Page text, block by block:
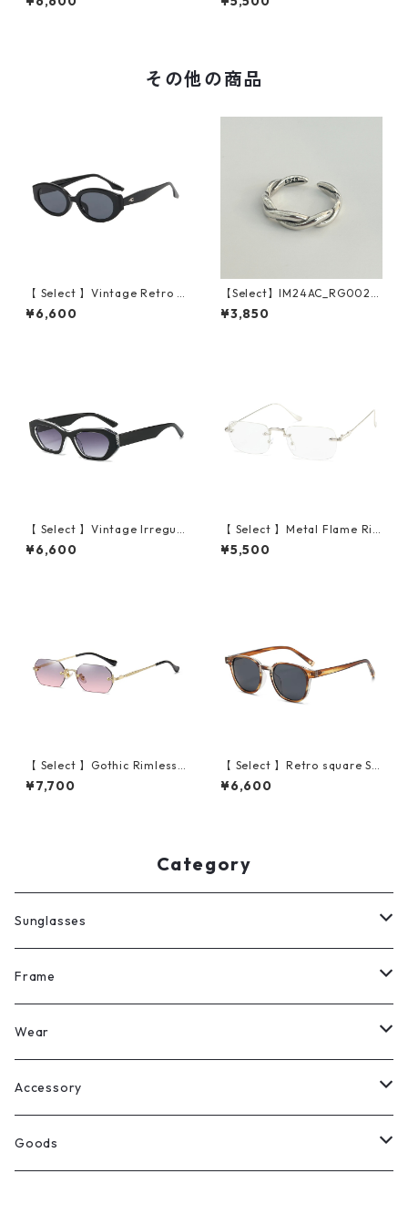
er）
r）
その他の商品
【 Select 】Vintage Retro O
val Design Sunglasses (Blac
k/Grey)
¥6,600
【Select】IM24AC_RG002 /
Twist ring（Silver）
¥3,850
【 Select 】Vintage Irregula
r Cat Eye Sunglasses (Blac
k/Grey Gradient)
¥6,600
【 Select 】Metal Flame Ri
mless Squarer Sunglasses #
1 (Silver/Clear)
¥5,500
【 Select 】Gothic Rimless S
unglasses (Gold/Grey Pink)
¥7,700
【 Select 】Retro square Su
nglasses (Stripe Brown/Gre
y)
¥6,600
Category
Sunglasses
All
Legit Eyewear
Select
Frame
ボストン
ウェリントン
スクエア
Wear
All
Tee
Accessory
Ring
Goods